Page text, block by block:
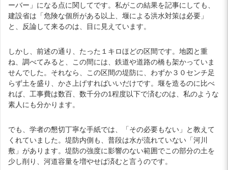
ーバー」になる点に関してです。私がこの結果を記事にしても、
建設省は「危険な個所がある以上、堰による洪水対策は必要」
と、反論して来るのは、目に見えています。
しかし、前述の通り、たった１キロほどの区間です。地図と重
ね、調べてみると、この間には、鉄道や道路の橋も架かっていま
せんでした。それなら、この区間の堤防に、わずか３０センチ足
らず土を盛り、かさ上げすればいいだけです。堰を造るのに比べ
れば、工事費は数百、数千分の1程度以下で済むのは、私のような
素人にも分かります。
でも、学者の懇切丁寧な手紙では、「その必要もない」と教えて
くれていました。堤防内側も、普段は水が流れていない「河川
敷」があります。堤防の強度に影響のない範囲でこの部分の土を
少し削り、河道容量を増やせば済むと言うのです。